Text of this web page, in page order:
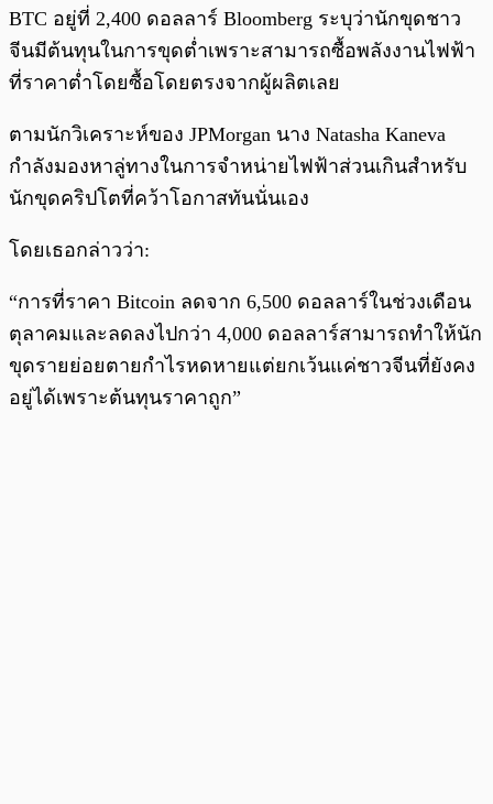
BTC อยู่ที่ 2,400 ดอลลาร์ Bloomberg ระบุว่านักขุดชาว
จีนมีต้นทุนในการขุดต่ำเพราะสามารถซื้อพลังงานไฟฟ้า
ที่ราคาต่ำโดยซื้อโดยตรงจากผู้ผลิตเลย
ตามนักวิเคราะห์ของ JPMorgan นาง Natasha Kaneva
กำลังมองหาลู่ทางในการจำหน่ายไฟฟ้าส่วนเกินสำหรับ
นักขุดคริปโตที่คว้าโอกาสทันนั่นเอง
โดยเธอกล่าวว่า:
“การที่ราคา Bitcoin ลดจาก 6,500 ดอลลาร์ในช่วงเดือน
ตุลาคมและลดลงไปกว่า 4,000 ดอลลาร์สามารถทำให้นัก
ขุดรายย่อยตายกำไรหดหายแต่ยกเว้นแค่ชาวจีนที่ยังคง
อยู่ได้เพราะต้นทุนราคาถูก”